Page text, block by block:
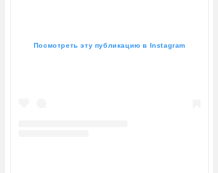
Посмотреть эту публикацию в Instagram